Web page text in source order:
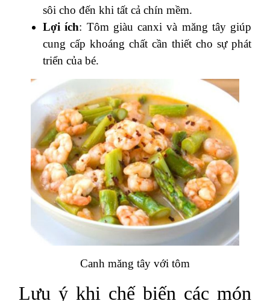
sôi cho đến khi tất cả chín mềm.
Lợi ích: Tôm giàu canxi và măng tây giúp
cung cấp khoáng chất cần thiết cho sự phát
triển của bé.
Canh măng tây với tôm
Lưu ý khi chế biến các món